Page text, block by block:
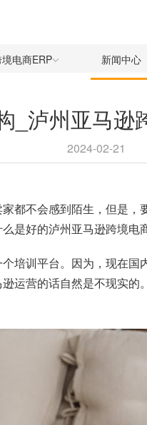
电商ERP 新闻中心
_泸州亚马逊
2024-02-21
都不会感到陌生，但是
是好的泸州亚马逊跨境电
培训平台。因为，现在
运营的话自然是不现实的。